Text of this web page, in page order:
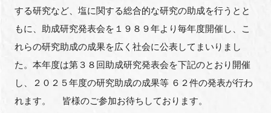
特別会員
FAQ
イベントお知らせメール登録
する研究など、塩に関する総合的な研究の助成を行うとと
もに、助成研究発表会を１９８９年より毎年度開催し、こ
れらの研究助成の成果を広く社会に公表してまいりまし
た。本年度は第３８回助成研究発表会を下記のとおり開催
し、２０２５年度の研究助成の成果等 ６２件の発表が行わ
れます。 皆様のご参加お待ちしております。